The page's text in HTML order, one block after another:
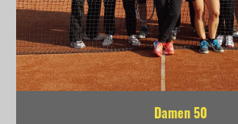
Damen 50